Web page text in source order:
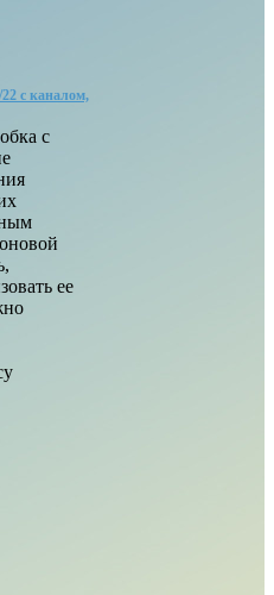
с каналом,
с
ее